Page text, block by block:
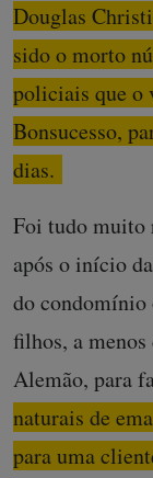
Douglas
sido o morto
policiais que o
Bonsucesso,
dias.
Foi tudo muito
após o início da
do condomínio
filhos, a
Alemão, para
naturais de
para uma